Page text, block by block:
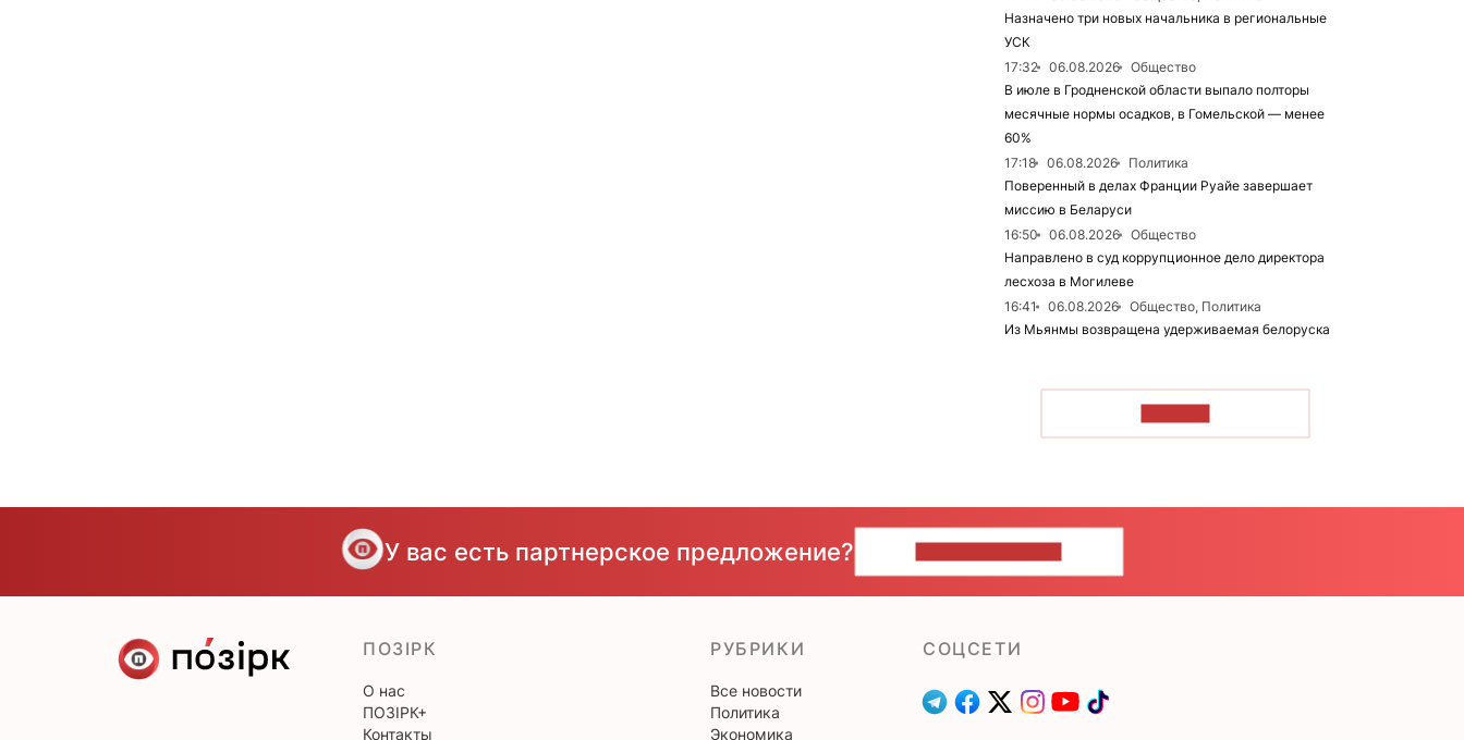
Назначено три новых начальника в региональные
УСК
17:32
06.08.2026
Общество
В июле в Гродненской области выпало полторы
месячные нормы осадков, в Гомельской — менее
60%
17:18
06.08.2026
Политика
Поверенный в делах Франции Руайе завершает
миссию в Беларуси
16:50
06.08.2026
Общество
Направлено в суд коррупционное дело директора
лесхоза в Могилеве
16:41
06.08.2026
Общество, Политика
Из Мьянмы возвращена удерживаемая белоруска
У вас есть партнерское предложение?
ПОЗІРК
О нас
ПОЗІРК+
Контакты
РУБРИКИ
Все новости
Политика
Экономика
CОЦСЕТИ